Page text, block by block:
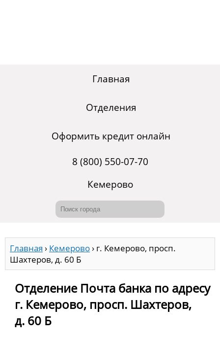
Главная
Отделения
Оформить кредит онлайн
8 (800) 550-07-70
Кемерово
Главная › Кемерово› г. Кемерово, просп.
Шахтеров, д. 60 Б
Отделение Почта банка по адресу
г. Кемерово, просп. Шахтеров,
д. 60 Б